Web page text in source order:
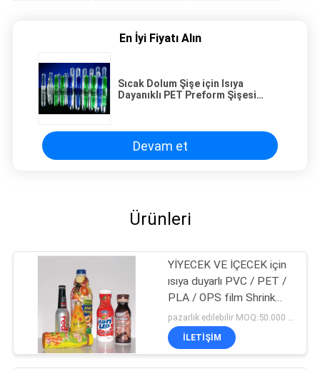
En İyi Fiyatı Alın
Sıcak Dolum Şişe için Isıya
Dayanıklı PET Preform Şişesi
Devam et
Ürünleri
YİYECEK VE İÇECEK için
ısıya duyarlı PVC / PET /
PLA / OPS film Shrink
Etiket
pazarlık edilebilir MOQ:50.000 adet
İLETIŞIM